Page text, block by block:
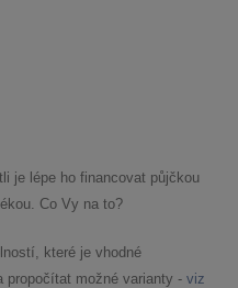
je lépe ho financovat půjčkou
Co Vy na to?
které je vhodné
propočítat možné varianty - viz